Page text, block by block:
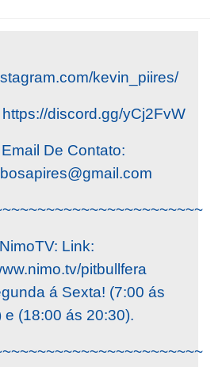
kevin_piires/
discord.gg/yCj2FvW
De Contato:
NimoTV: Link:
pitbullfera
á Sexta! (7:00 ás
e (18:00 ás 20:30).